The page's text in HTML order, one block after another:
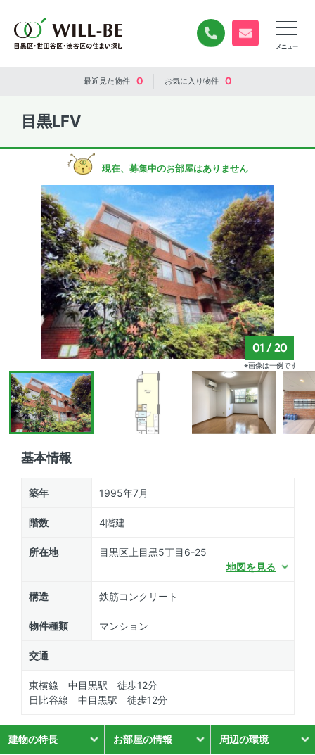
0120-840-834
無料お問い合
最近見た物件 0 お気に入り物件 0
目黒LFV
現在、募集中のお部屋はありません
基本情報
築年 1995年7月
階数 4階建
所在地
目黒区上目黒5丁目6-25
地図を見る
構造 鉄筋コンクリート
物件種類 マンション
交通
東横線 中目黒駅 徒歩12分
日比谷線 中目黒駅 徒歩12分
建物の特長 お部屋の情報 周辺の環境
01 /20
※画像は一例です